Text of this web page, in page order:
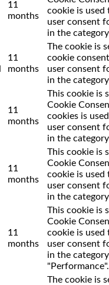
11
months
cookie is used
user consent
in the
11
months
The cookie is
cookie
user consent
in the
11
months
This cookie is
Cookie
cookies is
user consent
in the
11
months
This cookie is
Cookie
cookie is used
user consent
in the
11
months
This cookie is
Cookie
cookie is used
user consent
in the category
"Performance".
The cookie is